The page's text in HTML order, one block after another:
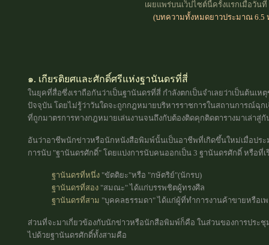
เผยแพร่บนเว็ปไซต์นี้ครั้งแรกเมื่อวั
(บทความทั้งหมดยาวประมาณ 6.5
๑. เกียรติยศและศักดิ์ศรีแห่งฐานันดรที่สี่
ในยุคที่สื่อซึ่งเราถือกันว่าเป็นฐานันดรที่สี่ กำลังตกเป็นจำเลยว่าเป็นต้นเ
ปัจจุบัน โดยไม่รู้ว่าวันใดจะถูกกฎหมายบริหารราชการในสถานการณ์ฉุก
ที่ถูกมาตรการทางกฎหมายเล่นงานจนถึงกับต้องติดคุกติดตารางมาเล่าสู่กั
อันว่าอาชีพนักข่าวหรือนักหนังสือพิมพ์นั้นเป็นอาชีพที่เกิดขึ้นใหม่เมื่อปร
การนับ "ฐานันดรศักดิ์" โดยแบ่งการนับคนออกเป็น 3 ฐานันดรศักดิ์ หรือที่เ
ฐานันดรที่หนึ่ง "ขัตติยะ"หรือ "กษัตริย์"(นักรบ)
ฐานันดรที่สอง "สมณะ" ได้แก่บรรพชิตผู้ทรงศีล
ฐานันดรที่สาม "บุคคลธรรมดา" ได้แก่ผู้ที่ทำการงานค้าขายหรือเ
ส่วนที่จะมาเกี่ยวข้องกับนักข่าวหรือนักสือพิมพ์ก็คือ ในส่วนของการประ
ไปด้วยฐานันดรศักดิ์ทั้งสามคือ